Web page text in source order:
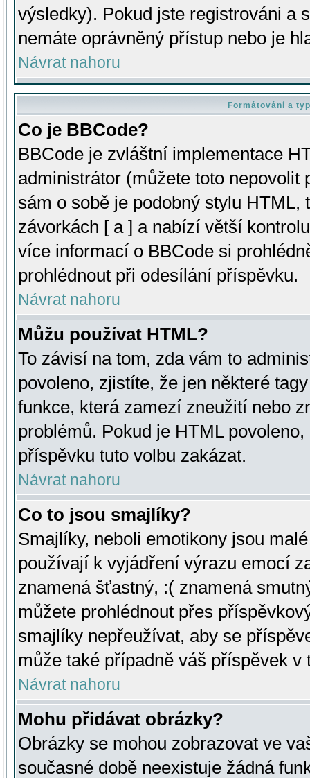
výsledky). Pokud jste registrováni a
nemáte oprávněný přístup nebo je
Návrat nahoru
Formátování a
Co je BBCode?
BBCode je zvláštní implementace
administrátor (můžete toto
sám o sobě je podobný stylu HTML,
závorkách [ a ] a nabízí větší
více informací o BBCode si
prohlédnout při odesílání příspěvku.
Návrat nahoru
Můžu používat HTML?
To závisí na tom, zda vám to
povoleno, zjistíte, že jen některé
funkce, která zamezí zneužití nebo
problémů. Pokud je HTML
příspěvku tuto volbu zakázat.
Návrat nahoru
Co to jsou smajlíky?
Smajlíky, neboli emotikony jsou
používají k vyjádření výrazu emocí
znamená šťastný, :( znamená
můžete prohlédnout přes
smajlíky nepřeužívat, aby se
může také případně váš příspěvek v
Návrat nahoru
Mohu přidávat obrázky?
Obrázky se mohou zobrazovat ve
současné době neexistuje žádná